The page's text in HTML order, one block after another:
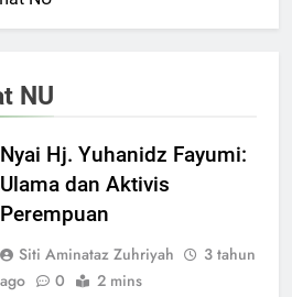
NU
Nyai Hj. Yuhanidz Fayumi:
Ulama dan Aktivis
Perempuan
Siti Aminataz Zuhriyah
3 tahun
ago
0 2 mins